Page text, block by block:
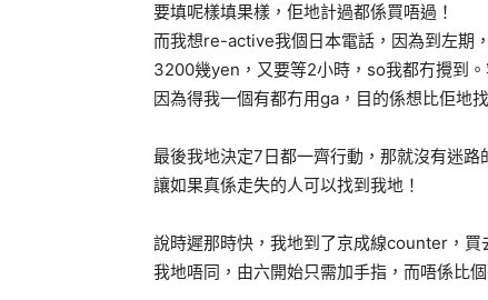
要填呢樣填果樣，佢地計過都係買唔過！
而我想re-active我個日本電話，因為到左期
3200幾yen，又要等2小時，so我都冇攪到
因為得我一個有都冇用ga，目的係想比佢地
最後我地決定7日都一齊行動，那就沒有迷
讓如果真係走失的人可以找到我地！
說時遲那時快，我地到了京成線counter，
我地唔同，由六開始只需加手指，而唔係比